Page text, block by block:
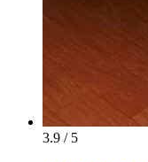
3.9 / 5